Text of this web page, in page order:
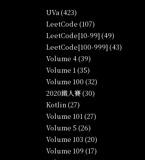
UVa (423)
LeetCode (107)
LeetCode[10-99] (49)
LeetCode[100-999] (43)
Volume 4 (39)
Volume 1 (35)
Volume 100 (32)
2020鐵人賽 (30)
Kotlin (27)
Volume 101 (27)
Volume 5 (26)
Volume 103 (20)
Volume 109 (17)